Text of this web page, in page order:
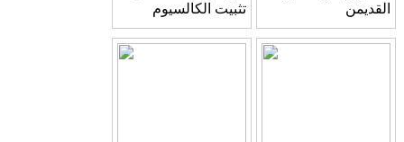
القديمن
تثبيت الكالسيوم